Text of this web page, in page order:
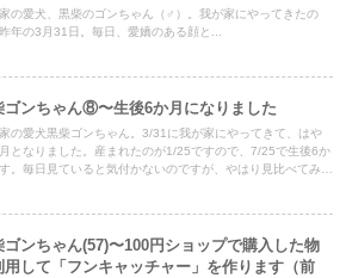
の愛犬、黒柴のゴンちゃん（♂）。我が家にやってきたの
年の3月31日。毎日、愛嬌のある顔と...
ゴンちゃん⑧〜生後6か月になりました
の愛犬黒柴ゴンちゃん。3/31に我が家にやってきて、はや
となりました。産まれたのが1/25ですので、7/25で生後6か
。毎日見ていると気付かないのですが、やはり見比べてみる
ゴンちゃん(57)〜100円ショップで購入した物
用して「フンキャッチャー」を作ります（前